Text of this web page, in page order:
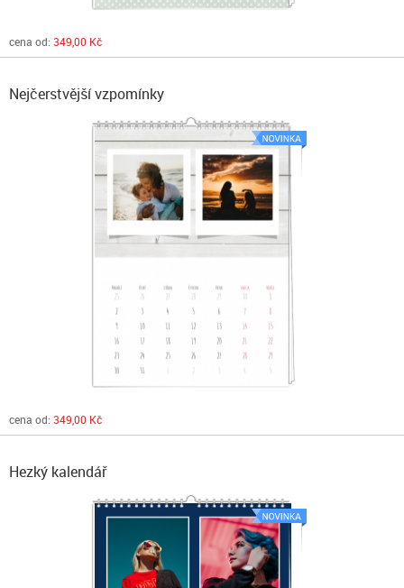
cena od: 349,00 Kč
Nejčerstvější vzpomínky
cena od: 349,00 Kč
Hezký kalendář